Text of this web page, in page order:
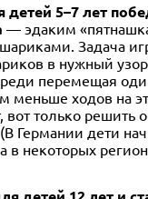
детей 5–7 лет
— эдаким
Задача
в нужный
перемещая
меньше ходов на
вот только решить
Германии дети
в некоторых